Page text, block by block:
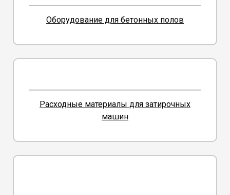
Оборудование для бетонных полов
Расходные материалы для затирочных
машин